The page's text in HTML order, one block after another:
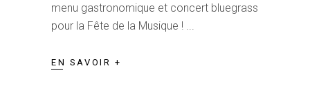
menu gastronomique et concert bluegrass
pour la Fête de la Musique !
EN SAVOIR +